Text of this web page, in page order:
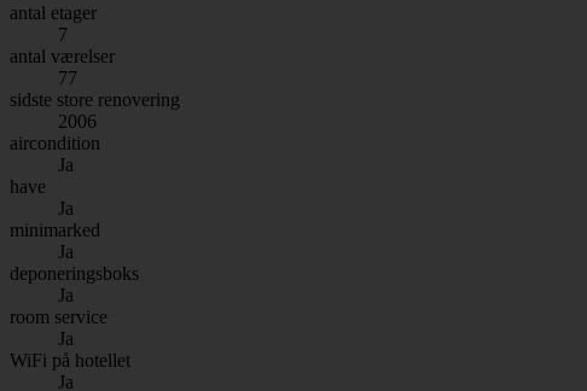
antal etager
7
antal værelser
77
sidste store renovering
2006
aircondition
Ja
have
Ja
minimarked
Ja
deponeringsboks
Ja
room service
Ja
WiFi på hotellet
Ja